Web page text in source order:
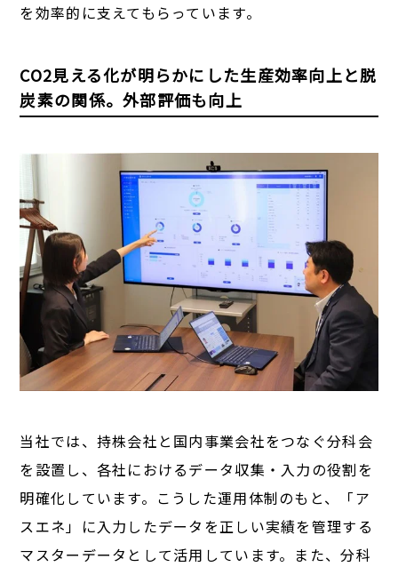
を効率的に支えてもらっています。
CO2見える化が明らかにした生産効率向上と脱
炭素の関係。外部評価も向上
当社では、持株会社と国内事業会社をつなぐ分科会
を設置し、各社におけるデータ収集・入力の役割を
明確化しています。こうした運用体制のもと、「ア
スエネ」に入力したデータを正しい実績を管理する
マスターデータとして活用しています。また、分科